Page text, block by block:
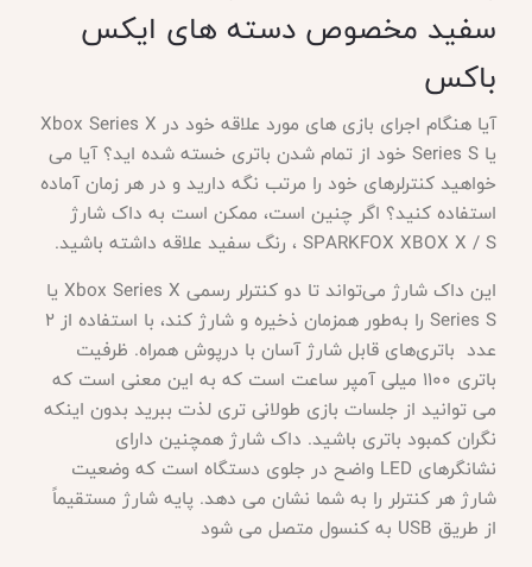
سفید مخصوص دسته های ایکس
باکس
آیا هنگام اجرای بازی های مورد علاقه خود در Xbox Series X
یا Series S خود از تمام شدن باتری خسته شده اید؟ آیا می
خواهید کنترلرهای خود را مرتب نگه دارید و در هر زمان آماده
استفاده کنید؟ اگر چنین است، ممکن است به داک شارژ
SPARKFOX XBOX X / S ، رنگ سفید علاقه داشته باشید.
این داک شارژ می‌تواند تا دو کنترلر رسمی
Xbox Series X یا
Series S را به‌طور همزمان ذخیره و شارژ کند، با استفاده از 2
عدد باتری‌های قابل شارژ آسان با درپوش همراه. ظرفیت
باتری 1100 میلی آمپر ساعت است که به این معنی است که
می توانید از جلسات بازی طولانی تری لذت ببرید بدون اینکه
نگران کمبود باتری باشید. داک شارژ همچنین دارای
نشانگرهای LED واضح در جلوی دستگاه است که وضعیت
شارژ هر کنترلر را به شما نشان می دهد. پایه شارژ مستقیماً
از طریق USB به کنسول متصل می شود